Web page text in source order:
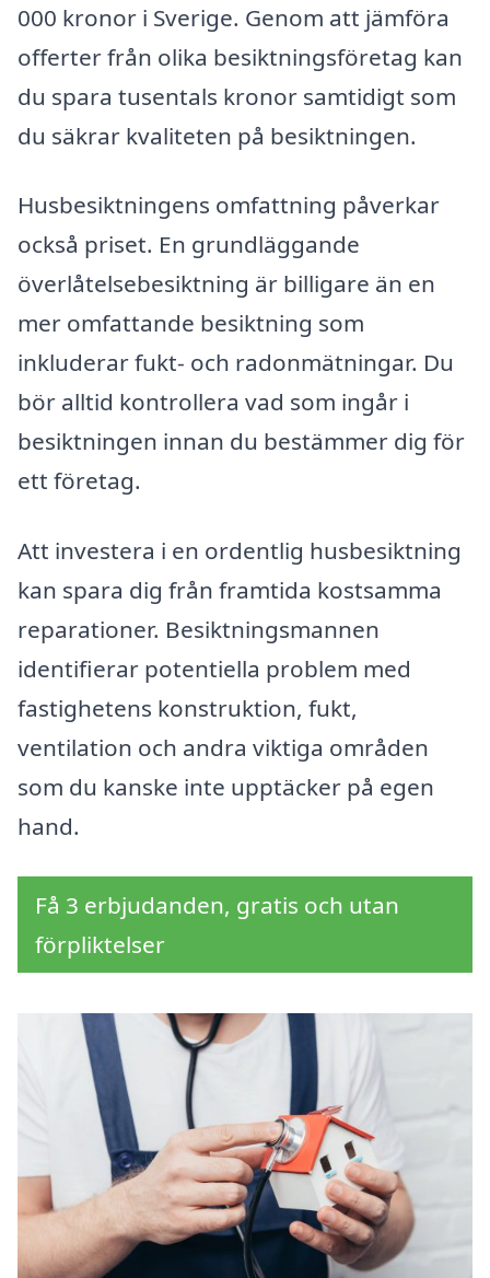
000 kronor i Sverige. Genom att jämföra
offerter från olika besiktningsföretag kan
du spara tusentals kronor samtidigt som
du säkrar kvaliteten på besiktningen.
Husbesiktningens omfattning påverkar
också priset. En grundläggande
överlåtelsebesiktning är billigare än en
mer omfattande besiktning som
inkluderar fukt- och radonmätningar. Du
bör alltid kontrollera vad som ingår i
besiktningen innan du bestämmer dig för
ett företag.
Att investera i en ordentlig husbesiktning
kan spara dig från framtida kostsamma
reparationer. Besiktningsmannen
identifierar potentiella problem med
fastighetens konstruktion, fukt,
ventilation och andra viktiga områden
som du kanske inte upptäcker på egen
hand.
Få 3 erbjudanden, gratis och utan
förpliktelser